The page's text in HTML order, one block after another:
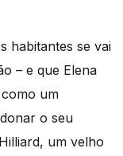
habitantes se vai
– e que Elena
um
o seu
um velho